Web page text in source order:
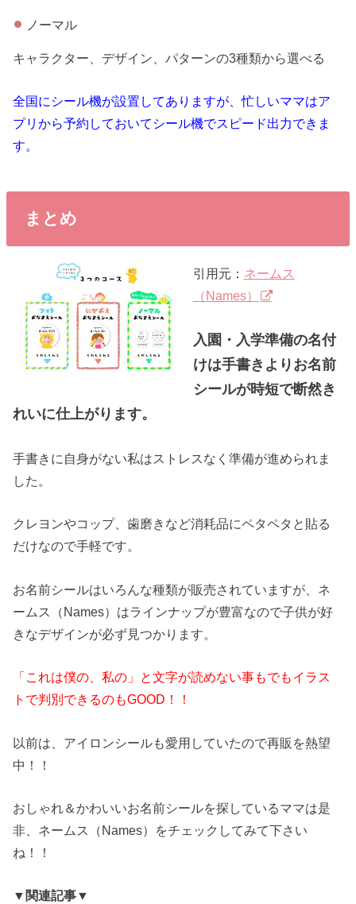
ノーマル
キャラクター、デザイン、パターンの3種類から選べる
全国にシール機が設置してありますが、忙しいママはア
プリから予約しておいてシール機でスピード出力できま
す。
まとめ
引用元： ネームス
（Names）
入園・入学準備の名付
けは手書きよりお名前
シールが時短で断然き
れいに仕上がります。
手書きに自身がない私はストレスなく準備が進められま
した。
クレヨンやコップ、歯磨きなど消耗品にペタペタと貼る
だけなので手軽です。
お名前シールはいろんな種類が販売されていますが、ネ
ームス（Names）はラインナップが豊富なので子供が好
きなデザインが必ず見つかります。
「これは僕の、私の」と文字が読めない事もでもイラス
トで判別できるのもGOOD！！
以前は、アイロンシールも愛用していたので再販を熱望
中！！
おしゃれ＆かわいいお名前シールを探しているママは是
非、ネームス（Names）をチェックしてみて下さい
ね！！
▼関連記事▼